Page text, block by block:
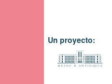
Un proyecto: